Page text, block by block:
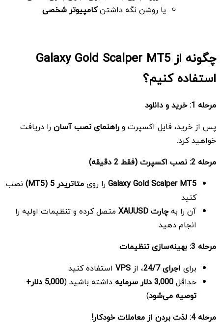
یا روشن نگه داشتنکامپیوتر شخصی
چگونه از Galaxy Gold Scalper MT5
استفاده کنیم؟
مرحله 1: خرید و دانلود
پس از خرید، فایل اکسپرت وراهنمای نصب آسانرا دریافت
خواهید کرد.
مرحله 2: نصب اکسپرت (فقط 2 دقیقه)
Galaxy Gold Scalper MT5را رویمتاتریدر 5 (MT5)
نصب
کنید
آن را بهچارت
متصل کرده و تنظیمات اولیه را
انجام دهید
مرحله 3: بهینه‌سازی تنظیمات
برای اجرای 24/7 ، ازVPS استفاده کنید
حداقل3,000دلار سرمایه داشته باشید (5,000 دلار+
توصیه می‌شود)
مرحله 4: لذت بردن از معاملات خودکار
!